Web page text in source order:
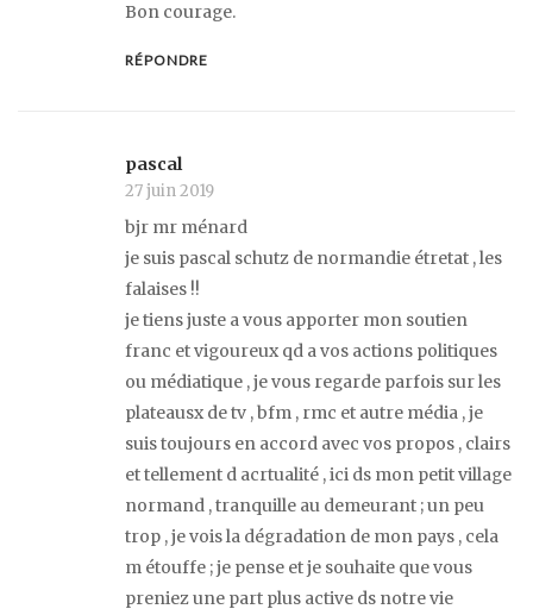
Bon courage.
RÉPONDRE
pascal
27 juin 2019
bjr mr ménard
je suis pascal schutz de normandie étretat , les
falaises !!
je tiens juste a vous apporter mon soutien
franc et vigoureux qd a vos actions politiques
ou médiatique , je vous regarde parfois sur les
plateausx de tv , bfm , rmc et autre média , je
suis toujours en accord avec vos propos , clairs
et tellement d acrtualité , ici ds mon petit village
normand , tranquille au demeurant ; un peu
trop , je vois la dégradation de mon pays , cela
m étouffe ; je pense et je souhaite que vous
preniez une part plus active ds notre vie